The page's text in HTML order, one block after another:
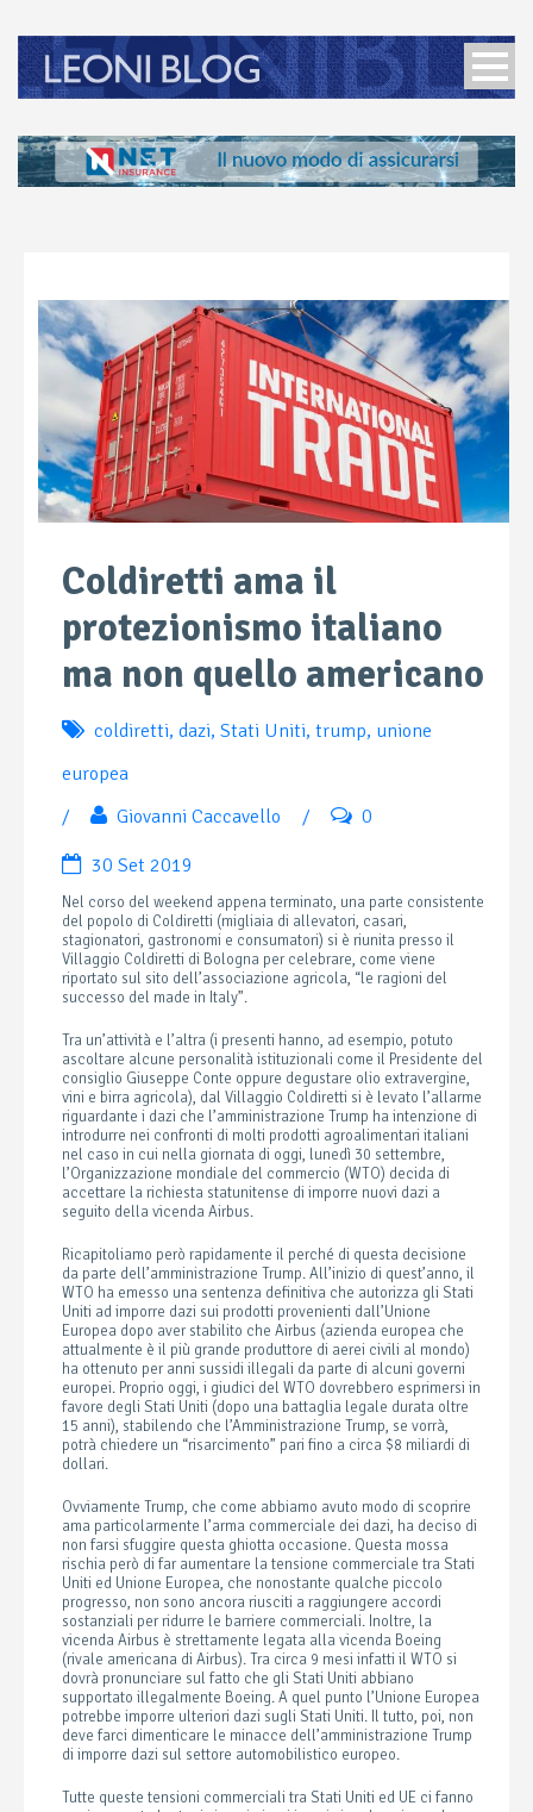
Coldiretti ama il
protezionismo italiano
ma non quello americano
coldiretti, dazi, Stati Uniti, trump, unione
europea
/
Giovanni Caccavello / 0
30 Set 2019
Nel corso del weekend appena terminato, una parte consistente
del popolo di Coldiretti (migliaia di allevatori, casari,
stagionatori, gastronomi e consumatori) si è riunita presso il
Villaggio Coldiretti di Bologna per celebrare, come viene
riportato sul sito dell’associazione agricola, “le ragioni del
successo del made in Italy”.
Tra un’attività e l’altra (i presenti hanno, ad esempio, potuto
ascoltare alcune personalità istituzionali come il Presidente del
consiglio Giuseppe Conte oppure degustare olio extravergine,
vini e birra agricola), dal Villaggio Coldiretti si è levato l’allarme
riguardante i dazi che l’amministrazione Trump ha intenzione di
introdurre nei confronti di molti prodotti agroalimentari italiani
nel caso in cui nella giornata di oggi, lunedì 30 settembre,
l’Organizzazione mondiale del commercio (WTO) decida di
accettare la richiesta statunitense di imporre nuovi dazi a
seguito della vicenda Airbus.
Ricapitoliamo però rapidamente il perché di questa decisione
da parte dell’amministrazione Trump. All’inizio di quest’anno, il
WTO ha emesso una sentenza definitiva che autorizza gli Stati
Uniti ad imporre dazi sui prodotti provenienti dall’Unione
Europea dopo aver stabilito che Airbus (azienda europea che
attualmente è il più grande produttore di aerei civili al mondo)
ha ottenuto per anni sussidi illegali da parte di alcuni governi
europei. Proprio oggi, i giudici del WTO dovrebbero esprimersi in
favore degli Stati Uniti (dopo una battaglia legale durata oltre
15 anni), stabilendo che l’Amministrazione Trump, se vorrà,
potrà chiedere un “risarcimento” pari fino a circa $8 miliardi di
dollari.
Ovviamente Trump, che come abbiamo avuto modo di scoprire
ama particolarmente l’arma commerciale dei dazi, ha deciso di
non farsi sfuggire questa ghiotta occasione. Questa mossa
rischia però di far aumentare la tensione commerciale tra Stati
Uniti ed Unione Europea, che nonostante qualche piccolo
progresso, non sono ancora riusciti a raggiungere accordi
sostanziali per ridurre le barriere commerciali. Inoltre, la
vicenda Airbus è strettamente legata alla vicenda Boeing
(rivale americana di Airbus). Tra circa 9 mesi infatti il WTO si
dovrà pronunciare sul fatto che gli Stati Uniti abbiano
supportato illegalmente Boeing. A quel punto l’Unione Europea
potrebbe imporre ulteriori dazi sugli Stati Uniti. Il tutto, poi, non
deve farci dimenticare le minacce dell’amministrazione Trump
di imporre dazi sul settore automobilistico europeo.
Tutte queste tensioni commerciali tra Stati Uniti ed UE ci fanno